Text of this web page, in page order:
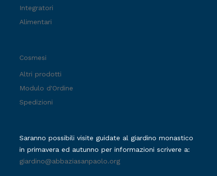
Integratori
Alimentari
Cosmesi
Altri prodotti
Modulo d'Ordine
Spedizioni
Saranno possibili visite guidate al giardino monastico
in primavera ed autunno per informazioni scrivere a:
giardino@abbaziasanpaolo.org